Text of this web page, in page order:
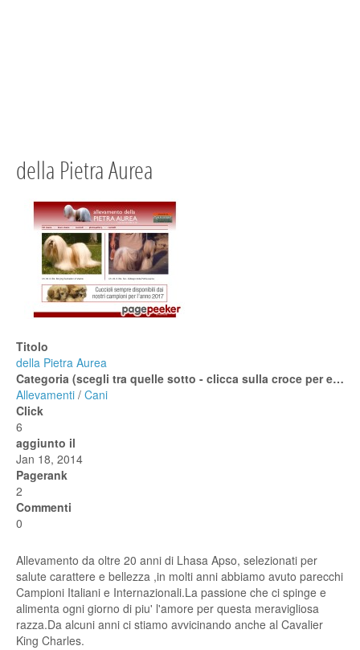
della Pietra Aurea
Titolo
della Pietra Aurea
Categoria (scegli tra quelle sotto - clicca sulla croce per espanderle)
Allevamenti / Cani
Click
6
aggiunto il
Jan 18, 2014
Pagerank
2
Commenti
0
Allevamento da oltre 20 anni di Lhasa Apso, selezionati per
salute carattere e bellezza ,in molti anni abbiamo avuto parecchi
Campioni Italiani e Internazionali.La passione che ci spinge e
alimenta ogni giorno di piu' l'amore per questa meravigliosa
razza.Da alcuni anni ci stiamo avvicinando anche al Cavalier
King Charles.